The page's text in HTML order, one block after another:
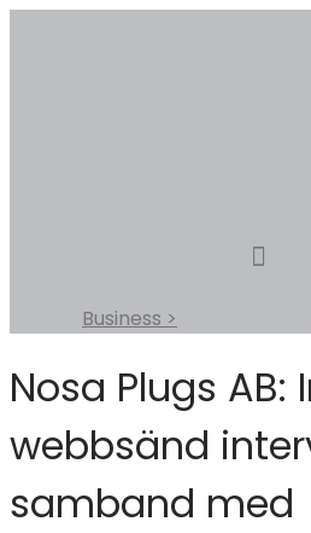
Business >
Nosa Plugs
webbsänd
samband med